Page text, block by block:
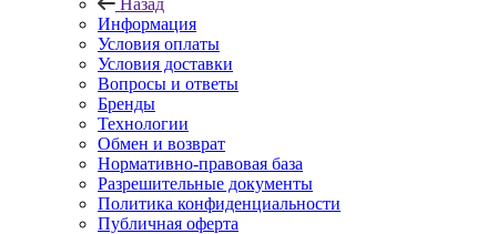
Назад
Информация
Условия оплаты
Условия доставки
Вопросы и ответы
Бренды
Технологии
Обмен и возврат
Нормативно-правовая база
Разрешительные документы
Политика конфиденциальности
Публичная оферта